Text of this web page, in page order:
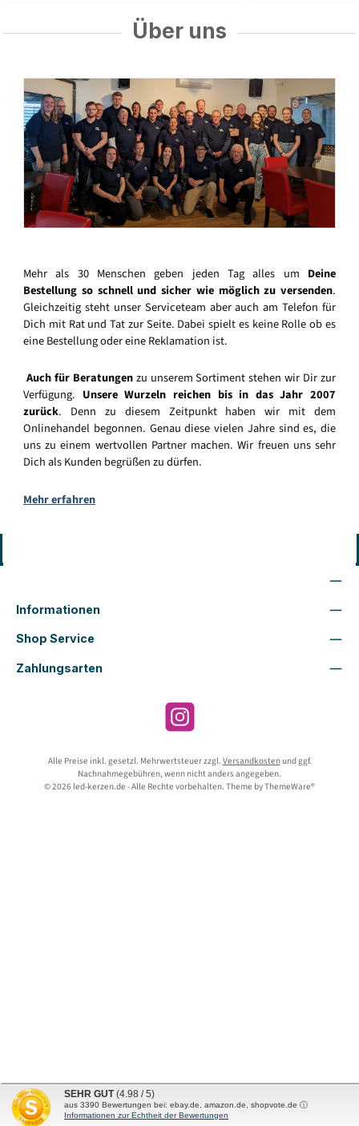
Über uns
Mehr als 30 Menschen geben jeden Tag alles um Deine
Bestellung so schnell und sicher wie möglich zu versenden.
Gleichzeitig steht unser Serviceteam aber auch am Telefon für
Dich mit Rat und Tat zur Seite. Dabei spielt es keine Rolle ob es
eine Bestellung oder eine Reklamation ist.
Auch für Beratungenzu unserem Sortiment stehen wir Dir zur
Verfügung. Unsere Wurzeln reichen bis in das Jahr 2007
zurück. Denn zu diesem Zeitpunkt haben wir mit dem
Onlinehandel begonnen. Genau diese vielen Jahre sind es, die
uns zu einem wertvollen Partner machen. Wir freuen uns sehr
Dich als Kunden begrüßen zu dürfen.
Mehr erfahren
Informationen
Shop Service
Zahlungsarten
Instagram
Alle Preise inkl. gesetzl. Mehrwertsteuer zzgl. Versandkostenund ggf.
Nachnahmegebühren, wenn nicht anders angegeben.
© 2026 led-kerzen.de - Alle Rechte vorbehalten. Theme byThemeWare®
SEHR GUT (4.98 / 5)
aus 3390 Bewertungen bei: ebay.de, amazon.de, shopvote.de ⓘ
Informationen zur Echtheit der Bewertungen